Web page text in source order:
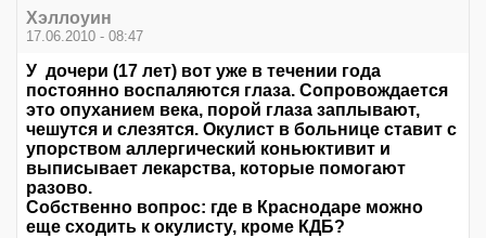
Хэллоуин
17.06.2010 - 08:47
У дочери (17 лет) вот уже в течении года
постоянно воспаляются глаза. Сопровождается
это опуханием века, порой глаза заплывают,
чешутся и слезятся. Окулист в больнице ставит с
упорством аллергический коньюктивит и
выписывает лекарства, которые помогают
разово.
Собственно вопрос: где в Краснодаре можно
еще сходить к окулисту, кроме КДБ?